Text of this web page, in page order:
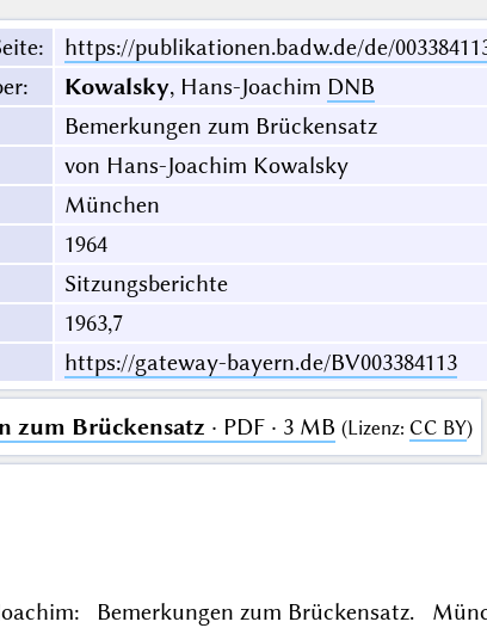
:
https://publikationen.badw.de/de/
: Kowalsky, Hans-Joachim DNB
Bemerkungen zum Brückensatz
von Hans-Joachim Kowalsky
München
1964
Sitzungsberichte
1963,7
https://gateway-bayern.de/BV003384113
zum Brückensatz · PDF · 3 MB (Lizenz: CC BY)
Bemerkungen zum Brückensatz.